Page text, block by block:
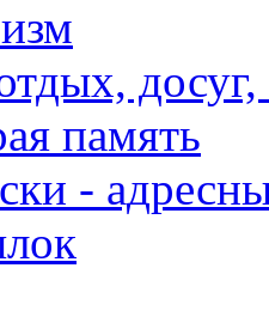
память
-